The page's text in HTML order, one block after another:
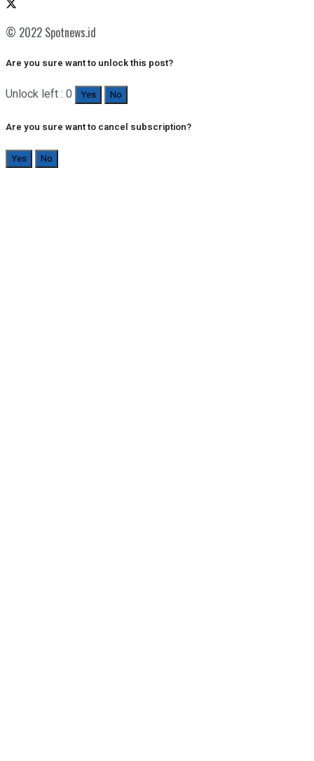
© 2022 Spotnews.id
Are you sure want to unlock this post?
Unlock left : 0 Yes No
Are you sure want to cancel subscription?
Yes No